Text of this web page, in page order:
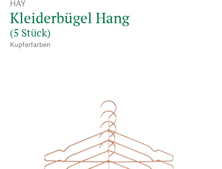
HAY
Kleiderbügel Hang
(5 Stück)
Kupferfarben